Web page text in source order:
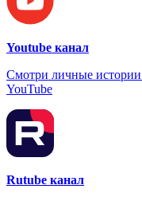
Youtube канал
Смотри личные
YouTube
Rutube канал